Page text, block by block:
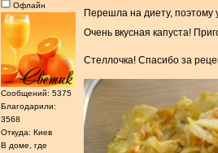
Офлайн
Сообщений: 5375
Благодарили:
3568
Откуда: Киев
В доме, где
Перешла на диету,
Очень вкусная капуста!
Стеллочка! Спасибо за